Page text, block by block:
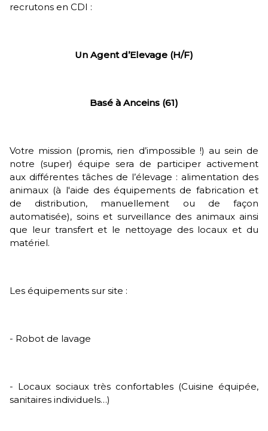
recrutons en CDI :
Un Agent d’Elevage (H/F)
Basé à Anceins (61)
Votre mission (promis, rien d’impossible !) au sein de
notre (super) équipe sera de participer activement
aux différentes tâches de l’élevage : alimentation des
animaux (à l'aide des équipements de fabrication et
de distribution, manuellement ou de façon
automatisée), soins et surveillance des animaux ainsi
que leur transfert et le nettoyage des locaux et du
matériel.
Les équipements sur site :
- Robot de lavage
- Locaux sociaux très confortables (Cuisine équipée,
sanitaires individuels…)